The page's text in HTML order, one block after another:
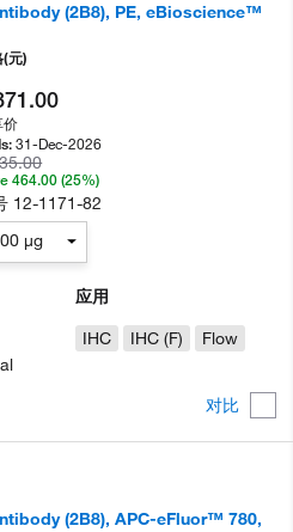
(2B8), PE, eBioscience™
对比
应用
IHC
IHC (F) Flow
(元)
价
31-Dec-2026
464.00 (25%)
12-1171-82
µg
(2B8), APC-eFluor™ 780,